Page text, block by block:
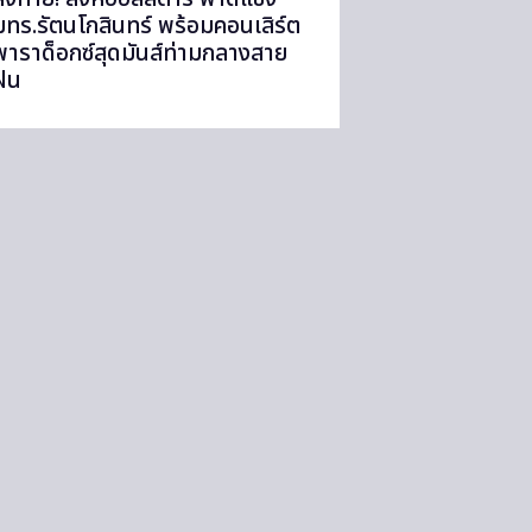
ทร.รัตนโกสินทร์ พร้อมคอนเสิร์ต
ราด็อกซ์สุดมันส์ท่ามกลางสาย
น